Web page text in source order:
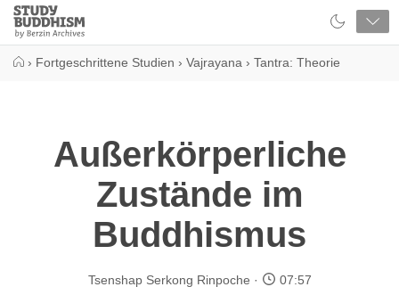
Close
Study
Buddhism
› Fortgeschrittene Studien › Vajrayana › Tantra: Theorie
Außerkörperliche
Zustände im
Buddhismus
Tsenshap Serkong Rinpoche 07:57